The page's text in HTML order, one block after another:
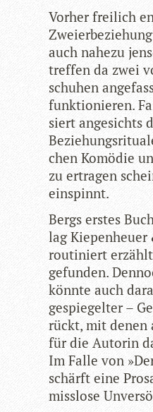
Vor­her frei­lich
auch nahezu
tref­fen da zwei
schu­hen
funk­tio­nie­ren.
siert ange­sichts
chen Komö­die
zu ertra­gen
einspinnt.
Bergs ers­tes
lag Kie­pen­heuer
rou­ti­niert
gefun­den.
könnte auch
gespie­gel­ter –
rückt, mit denen
für die Autorin
Im Falle von
schärft eine
miss­lose